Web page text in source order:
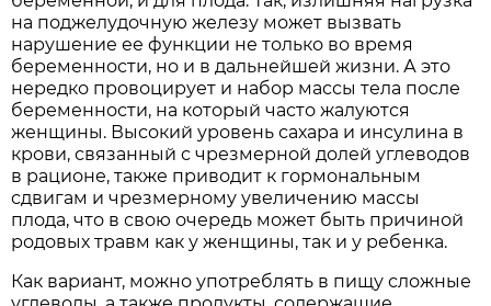
на поджелудочную железу может вызвать
нарушение ее функции не только во время
беременности, но и в дальнейшей жизни. А это
нередко провоцирует и набор массы тела после
беременности, на который часто жалуются
женщины. Высокий уровень сахара и инсулина в
крови, связанный с чрезмерной долей углеводов
в рационе, также приводит к гормональным
сдвигам и чрезмерному увеличению массы
плода, что в свою очередь может быть причиной
родовых травм как у женщины, так и у ребенка.
Как вариант, можно употреблять в пищу сложные